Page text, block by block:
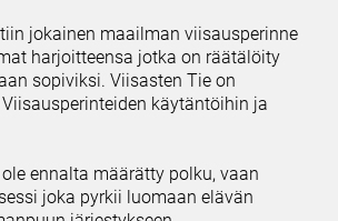
jokainen maailman viisausperinne
harjoitteensa jotka on räätälöity
sopiviksi. Viisasten Tie on
käytäntöihin ja
ennalta määrätty polku, vaan
joka pyrkii luomaan elävän